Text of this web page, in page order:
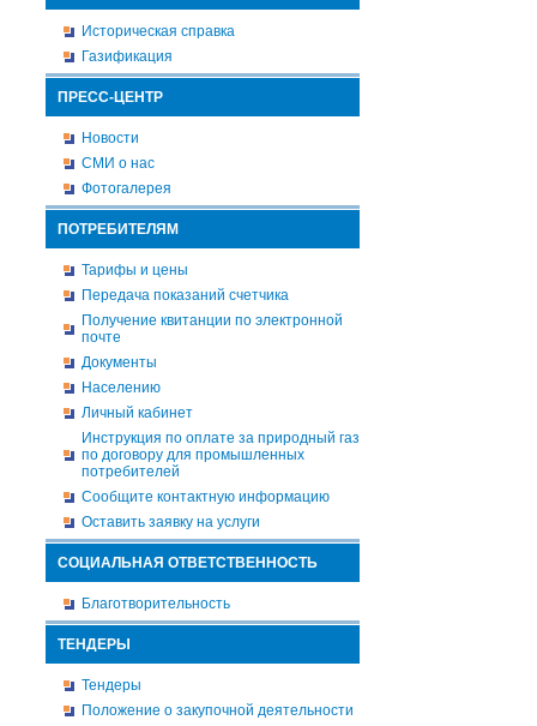
Историческая справка
Газификация
ПРЕСС-ЦЕНТР
Новости
СМИ о нас
Фотогалерея
ПОТРЕБИТЕЛЯМ
Тарифы и цены
Передача показаний счетчика
Получение квитанции по электронной
почте
Документы
Населению
Личный кабинет
Инструкция по оплате за природный газ
по договору для промышленных
потребителей
Сообщите контактную информацию
Оставить заявку на услуги
СОЦИАЛЬНАЯ ОТВЕТСТВЕННОСТЬ
Благотворительность
ТЕНДЕРЫ
Тендеры
Положение о закупочной деятельности